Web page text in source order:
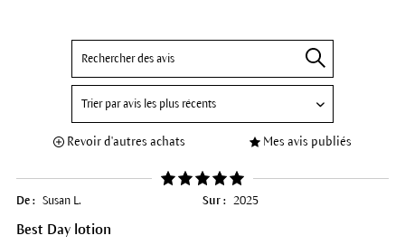
Revoir d'autres achats Mes avis publiés
De : Susan L. Sur : 2025
Best Day lotion